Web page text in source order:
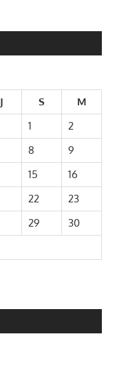
J S
M
1
2
8
9
15
16
22
23
29
30